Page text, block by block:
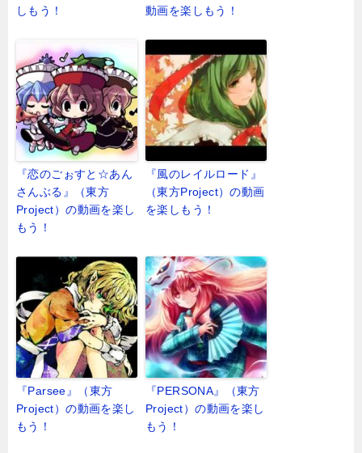
しもう！
動画を楽しもう！
『恋のごぉすと☆あん
さんぶる』（東方
Project）の動画を楽し
もう！
『風のレイルロード』
（東方Project）の動画
を楽しもう！
『Parsee』（東方
Project）の動画を楽し
もう！
『PERSONA』（東方
Project）の動画を楽し
もう！